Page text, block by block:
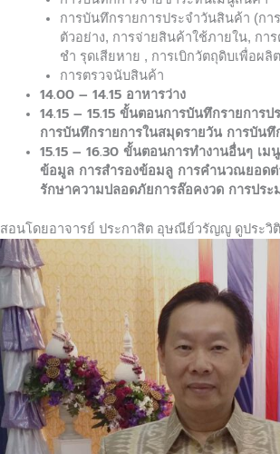
การบันทึกรายการประจำวันสินค้า (กา
ตัวอย่าง, การจ่ายสินค้าใช้ภายใน, ก
ชำ รุดเสียหาย , การเบิกวัตถุดิบเพื่อผลิ
การตรวจนับสินค้า
14.00 – 14.15 อาหารว่าง
14.15 – 15.15 ขั้นตอนการบันทึกรายการป
การบันทึกรายการในสมุดรายวัน การบันทึ
15.15 – 16.30 ขั้นตอนการทำงานอื่นๆ เม
ข้อมูล การสำรองข้อมลู การคำนวณยอด
รักษาความปลอดภัยการล๊อคงวด การปร
สอนโดยอาจารย์ ประกาสิต อุษณีย์วรัญญู ดูประวิ